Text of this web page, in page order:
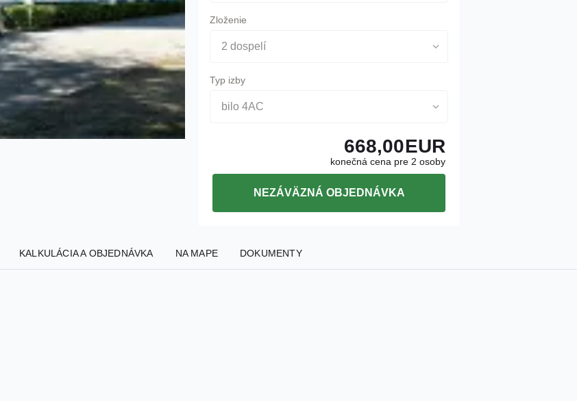
Zloženie
2 dospelí
Typ izby
bilo 4AC
konečná cena pre 2 osoby
668,00EUR
NEZÁVÄZNÁ OBJEDNÁVKA
KALKULÁCIA A OBJEDNÁVKA NA MAPE DOKUMENTY